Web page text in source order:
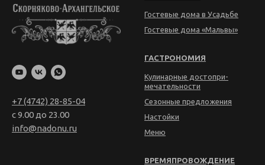
+7 (4742) 28-85-04
с 9.00 до 23.00
info@nadonu.ru
Гостевые дома в Усадьбе
Гостевые дома «Мальвы»
ГАСТРОНОМИЯ
Кулинарные достопри­
мечательности
Сезонные предложения
Настойки
Меню
ВРЕМЯПРОВОЖДЕНИЕ